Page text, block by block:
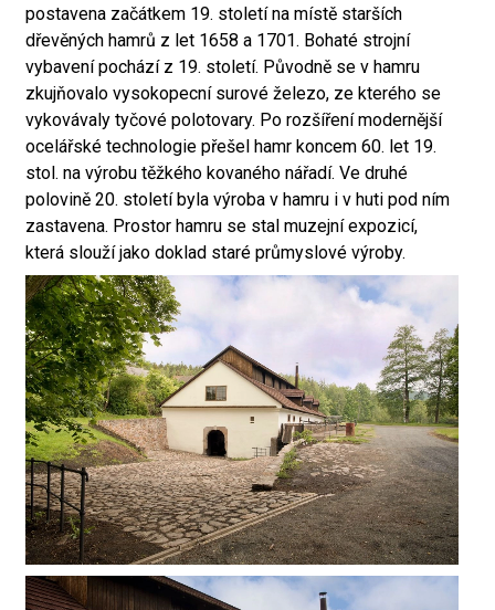
postavena začátkem 19. století na místě starších
dřevěných hamrů z let 1658 a 1701. Bohaté strojní
vybavení pochází z 19. století. Původně se v hamru
zkujňovalo vysokopecní surové železo, ze kterého se
vykovávaly tyčové polotovary. Po rozšíření modernější
ocelářské technologie přešel hamr koncem 60. let 19.
stol. na výrobu těžkého kovaného nářadí. Ve druhé
polovině 20. století byla výroba v hamru i v huti pod ním
zastavena. Prostor hamru se stal muzejní expozicí,
která slouží jako doklad staré průmyslové výroby.